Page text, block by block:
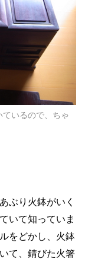
いるので、ちゃ
ぶり火鉢がいく
いて知っていま
をどかし、火鉢
て、錆びた火箸